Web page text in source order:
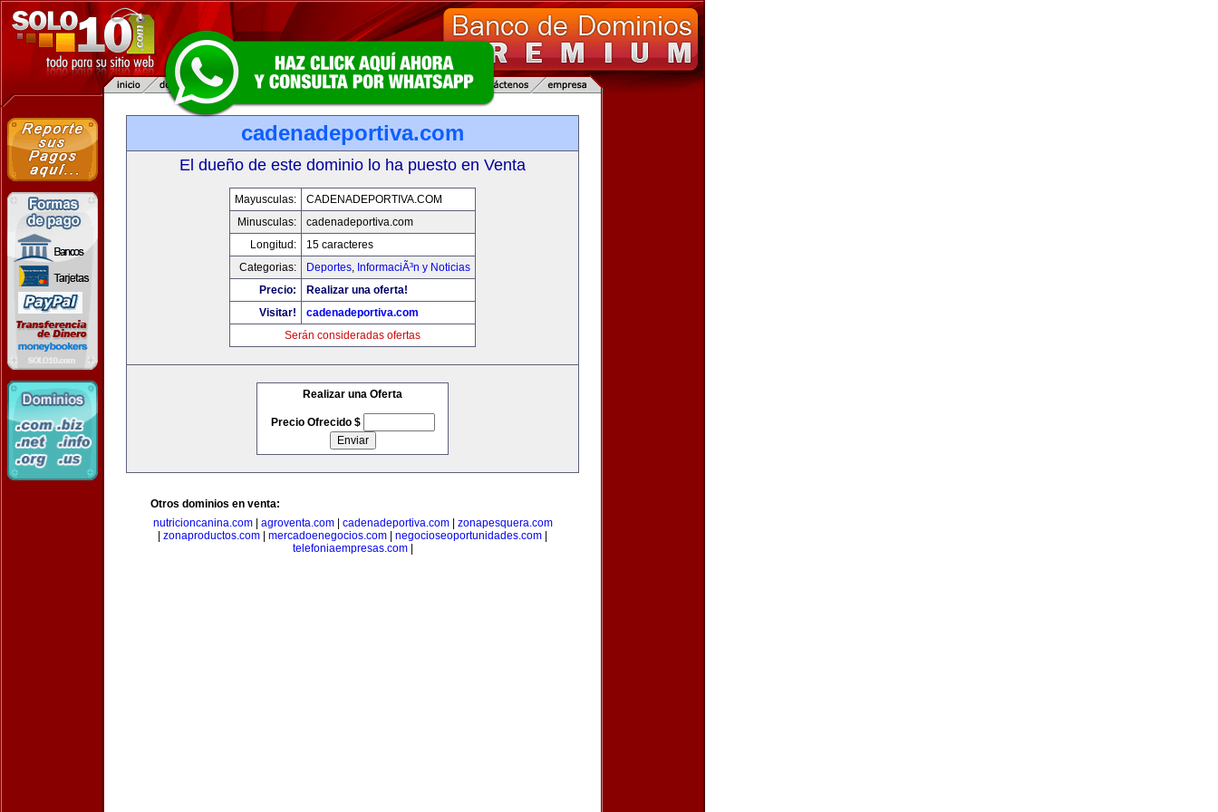
cadenadeportiva.com
El dueño de este dominio lo ha puesto en Venta
Mayusculas:
CADENADEPORTIVA.COM
Minusculas:
cadenadeportiva.com
Longitud:
15 caracteres
Categorias:
Deportes, InformaciÃ³n y Noticias
Precio:
Realizar una oferta!
Visitar!
cadenadeportiva.com
Serán consideradas ofertas
Realizar una Oferta
Precio Ofrecido $
Otros dominios en venta:
nutricioncanina.com| agroventa.com| cadenadeportiva.com| zonapesquera.com
zonaproductos.com mercadoenegocios.com negocioseoportunidades.com
telefoniaempresas.com|